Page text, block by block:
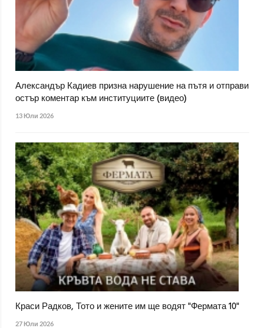
Александър Кадиев призна нарушение на пътя и отправи
остър коментар към институциите (видео)
13 Юли 2026
Краси Радков, Тото и жените им ще водят "Фермата 10"
27 Юли 2026